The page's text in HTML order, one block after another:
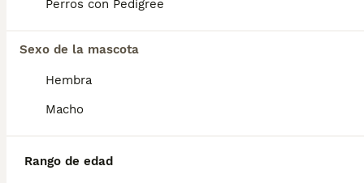
Perros con Pedigree
Sexo de la mascota
Hembra
Macho
Rango de edad
Informarse bien y comparar opciones antes
decisión.
perro de agua?